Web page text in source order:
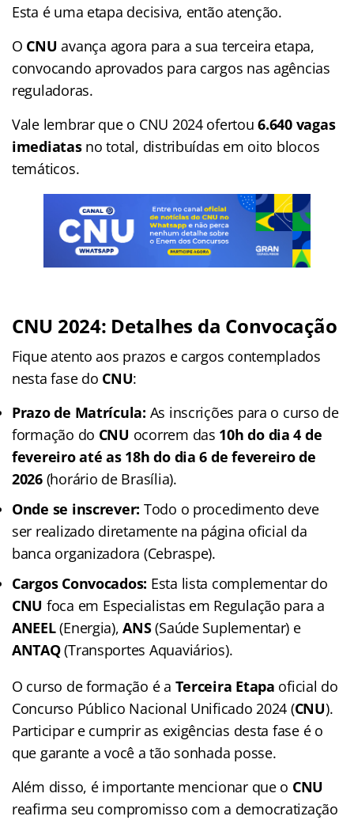
Esta é uma etapa decisiva, então atenção.
O CNU avança agora para a sua terceira etapa,
convocando aprovados para cargos nas agências
reguladoras.
Vale lembrar que o CNU 2024 ofertou6.640 vagas
imediatasno total, distribuídas em oito blocos
temáticos.
CNU 2024: Detalhes da Convocação
Fique atento aos prazos e cargos contemplados
nesta fase do CNU:
Prazo de Matrícula: As inscrições para o curso de
formação do CNU ocorrem das 10h do dia 4 de
fevereiro até as 18h do dia 6 de fevereiro de
2026(horário de Brasília).
Onde se inscrever: Todo o procedimento deve
ser realizado diretamente na página oficial da
banca organizadora (Cebraspe).
Cargos Convocados: Esta lista complementar do
CNU foca em Especialistas em Regulação para a
ANEEL(Energia),ANS(Saúde Suplementar) e
ANTAQ(Transportes Aquaviários).
O curso de formação é a Terceira Etapa oficial do
Concurso Público Nacional Unificado 2024 (CNU).
Participar e cumprir as exigências desta fase é o
que garante a você a tão sonhada posse.
Além disso, é importante mencionar que o CNU
reafirma seu compromisso com a democratização